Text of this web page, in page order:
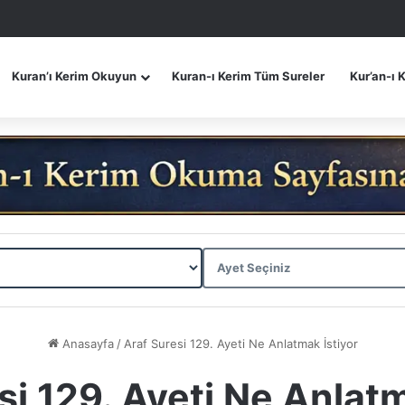
Kuran’ı Kerim Okuyun Kuran-ı Kerim Tüm Sureler Kur’an-ı
Anasayfa / Araf Suresi 129. Ayeti Ne Anlatmak İstiyor